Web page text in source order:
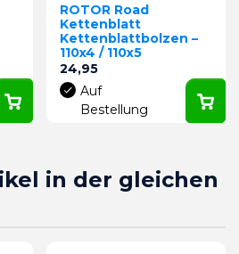
ROTOR Road
Kettenblatt
Kettenblattbolzen –
110x4 / 110x5
Preis
24,95
Auf
Bestellung
in der gleichen